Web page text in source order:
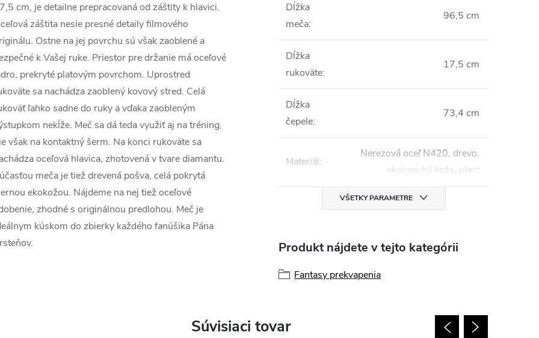
cm, je detailne prepracovaná od záštity k hlavici.
záštita nesie presné detaily filmového
Ostne na jej povrchu sú však zaoblené a
k Vašej ruke. Priestor pre držanie má oceľové
prekryté platovým povrchom. Uprostred
sa nachádza zaoblený kovový stred. Celá
ľahko sadne do ruky a vďaka zaobleným
nekĺže. Meč sa dá teda využiť aj na tréning,
však na kontaktný šerm. Na konci rukoväte sa
oceľová hlavica, zhotovená v tvare diamantu.
meča je tiež drevená pošva, celá pokrytá
ekokožou. Nájdeme na nej tiež oceľové
zhodné s originálnou predlohou. Meč je
kúskom do zbierky každého fanúšika Pána
Dĺžka
meča:
96,5 cm
Dĺžka
rukoväte:
17,5 cm
Dĺžka
čepele:
73,4 cm
Materiál:
Nerezová oceľ N420, drevo,
ekologická koža, plast
VŠETKY PARAMETRE
Produkt nájdete v tejto kategórii
Fantasy prekvapenia
Súvisiaci tovar